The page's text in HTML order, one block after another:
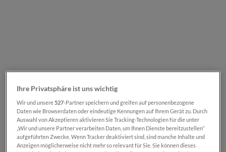
Regulärer Preis:
€ 22,99
Preise inkl. MwSt. zzgl. Versandkosten
Ihre Privatsphäre ist uns wichtig
Wir und unsere527-Partner speichern und greifen auf personenbezogene
Daten wie Browserdaten oder eindeutige Kennungen auf Ihrem Gerät zu. Durch
Auswahl von Akzeptieren aktivieren Sie Tracking-Technologien für die unter
„Wir und unsere Partner verarbeiten Daten, um Ihnen Dienste bereitzustellen“
aufgeführten Zwecke. Wenn Tracker deaktiviert sind, sind manche Inhalte und
Anzeigen möglicherweise nicht mehr so relevant für Sie. Sie können dieses